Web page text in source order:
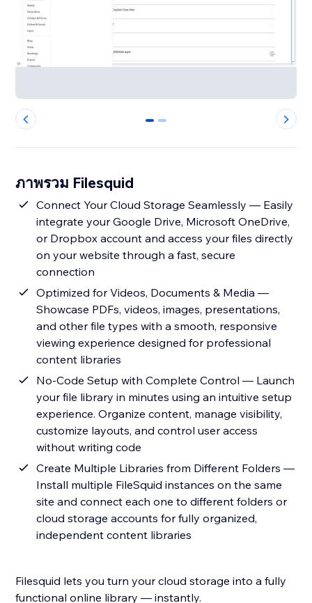
0 1
ภาพรวม Filesquid
Connect Your Cloud Storage Seamlessly — Easily
integrate your Google Drive, Microsoft OneDrive,
or Dropbox account and access your files directly
on your website through a fast, secure
connection
Optimized for Videos, Documents & Media —
Showcase PDFs, videos, images, presentations,
and other file types with a smooth, responsive
viewing experience designed for professional
content libraries
No-Code Setup with Complete Control — Launch
your file library in minutes using an intuitive setup
experience. Organize content, manage visibility,
customize layouts, and control user access
without writing code
Create Multiple Libraries from Different Folders —
Install multiple FileSquid instances on the same
site and connect each one to different folders or
cloud storage accounts for fully organized,
independent content libraries
Filesquid lets you turn your cloud storage into a fully
functional online library — instantly.